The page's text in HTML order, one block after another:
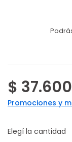
$ 37.600
Promociones y
Elegí la cantidad